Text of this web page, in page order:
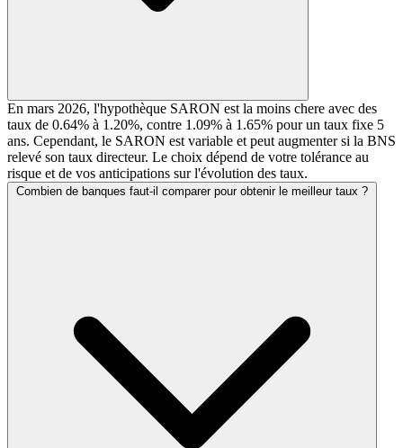
En mars 2026, l'hypothèque SARON est la moins chere avec des
taux de 0.64% à 1.20%, contre 1.09% à 1.65% pour un taux fixe 5
ans. Cependant, le SARON est variable et peut augmenter si la BNS
relevé son taux directeur. Le choix dépend de votre tolérance au
risque et de vos anticipations sur l'évolution des taux.
Combien de banques faut-il comparer pour obtenir le meilleur taux ?